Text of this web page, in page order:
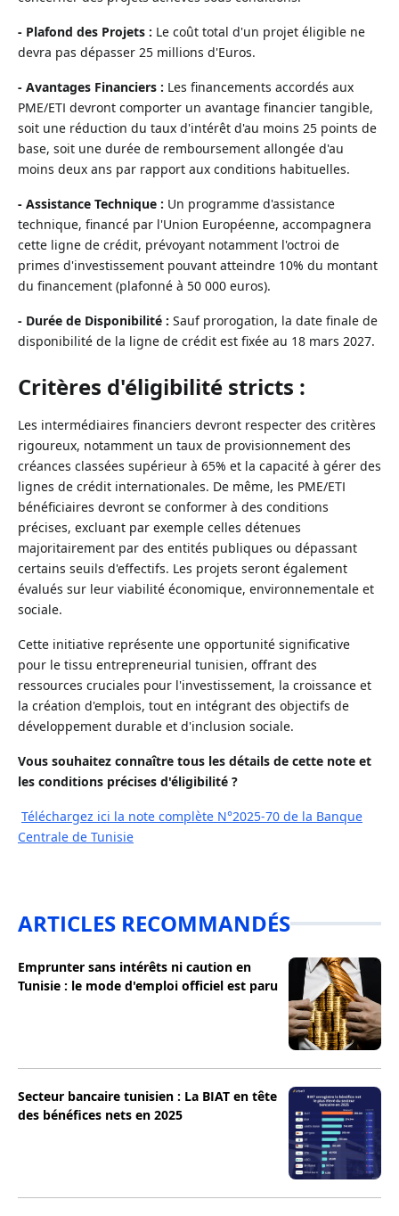
- Plafond des Projets : Le coût total d'un projet éligible ne
devra pas dépasser 25 millions d'Euros.
- Avantages Financiers : Les financements accordés aux
PME/ETI devront comporter un avantage financier tangible,
soit une réduction du taux d'intérêt d'au moins 25 points de
base, soit une durée de remboursement allongée d'au
moins deux ans par rapport aux conditions habituelles.
- Assistance Technique : Un programme d'assistance
technique, financé par l'Union Européenne, accompagnera
cette ligne de crédit, prévoyant notamment l'octroi de
primes d'investissement pouvant atteindre 10% du montant
du financement (plafonné à 50 000 euros).
- Durée de Disponibilité : Sauf prorogation, la date finale de
disponibilité de la ligne de crédit est fixée au 18 mars 2027.
Critères d'éligibilité stricts :
Les intermédiaires financiers devront respecter des critères
rigoureux, notamment un taux de provisionnement des
créances classées supérieur à 65% et la capacité à gérer des
lignes de crédit internationales. De même, les PME/ETI
bénéficiaires devront se conformer à des conditions
précises, excluant par exemple celles détenues
majoritairement par des entités publiques ou dépassant
certains seuils d'effectifs. Les projets seront également
évalués sur leur viabilité économique, environnementale et
sociale.
Cette initiative représente une opportunité significative
pour le tissu entrepreneurial tunisien, offrant des
ressources cruciales pour l'investissement, la croissance et
la création d'emplois, tout en intégrant des objectifs de
développement durable et d'inclusion sociale.
Vous souhaitez connaître tous les détails de cette note et
les conditions précises d'éligibilité ?
Téléchargez ici la note complète N°2025-70 de la Banque
Centrale de Tunisie
ARTICLES RECOMMANDÉS
Emprunter sans intérêts ni caution en
Tunisie : le mode d'emploi officiel est paru
Secteur bancaire tunisien : La BIAT en tête
des bénéfices nets en 2025